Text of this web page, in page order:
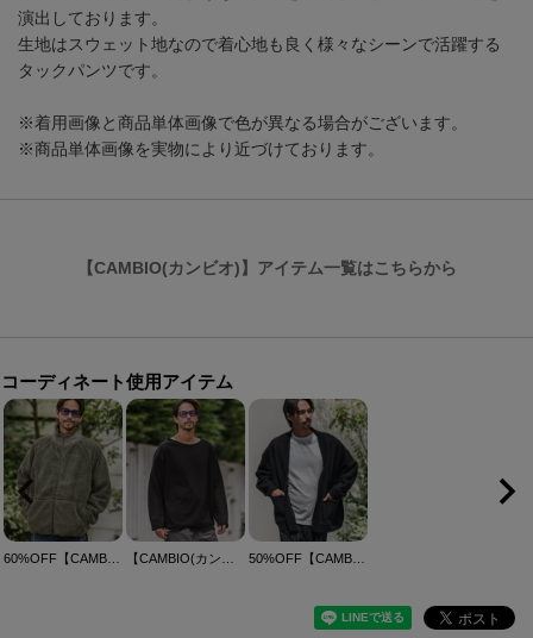
演出しております。
生地はスウェット地なので着心地も良く様々なシーンで活躍する
タックパンツです。
※着用画像と商品単体画像で色が異なる場合がございます。
※商品単体画像を実物により近づけております。
【CAMBIO(カンビオ)】アイテム一覧はこちらから
コーディネート使用アイテム